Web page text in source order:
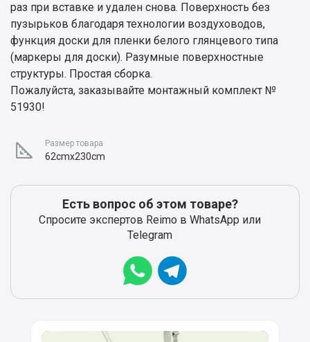
раз при вставке и удален снова. Поверхность без
пузырьков благодаря технологии воздуховодов,
функция доски для пленки белого глянцевого типа
(маркеры для доски). Разумные поверхностные
структуры. Простая сборка.
Пожалуйста, заказывайте монтажный комплект №
51930!
Размер товара
62cmx230cm
Есть вопрос об этом товаре?
Спросите экспертов Reimo в WhatsApp или
Telegram